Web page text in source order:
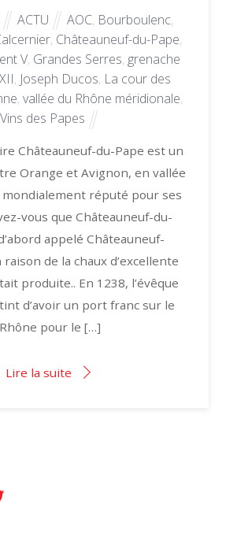
ACTU AOC, Bourboulenc,
, Châteauneuf-du-Pape,
V, Grandes Serres, grenache
, Joseph Ducos, La cour des
, vallée du Rhône méridionale,
Vins des Papes
Châteauneuf-du-Pape est un
Orange et Avignon, en vallée
mondialement réputé pour ses
vous que Châteauneuf-du-
appelé Châteauneuf-
de la chaux d’excellente
produite.. En 1238, l’évêque
d’avoir un port franc sur le
Rhône pour le […]
Lire la suite